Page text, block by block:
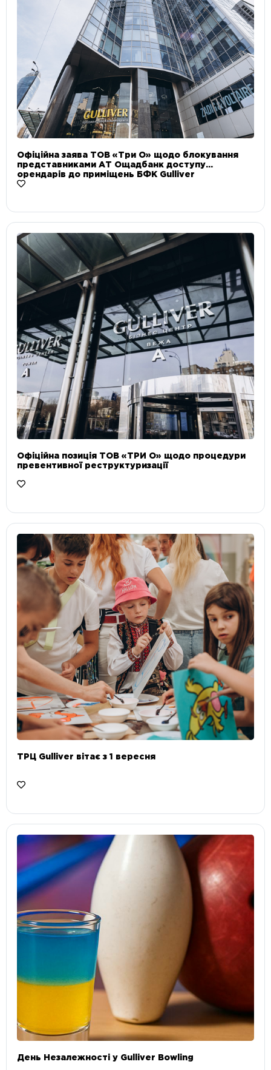
Офіційна заява ТОВ «Три О» щодо блокування
представниками АТ Ощадбанк доступу
орендарів до приміщень БФК Gulliver
Офіційна позиція ТОВ «ТРИ О» щодо процедури
превентивної реструктуризації
ТРЦ Gulliver вітає з 1 вересня
День Незалежності у Gulliver Bowling